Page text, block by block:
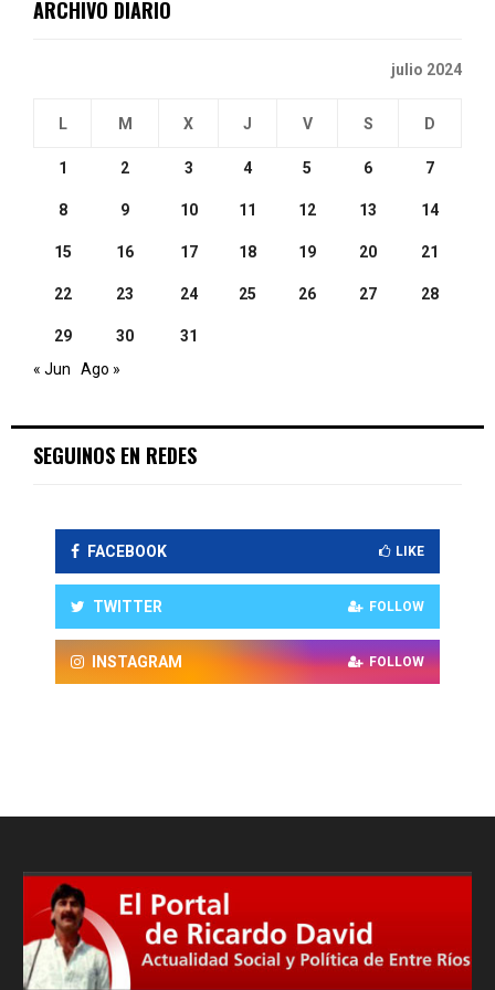
ARCHIVO DIARIO
julio 2024
L M X J V S D
1 2 3 4 5 6 7
8 9 10 11 12 13 14
15 16 17 18 19 20 21
22 23 24 25 26 27 28
29 30
31
« Jun
Ago »
SEGUINOS EN REDES
FACEBOOK LIKE
TWITTER FOLLOW
INSTAGRAM FOLLOW